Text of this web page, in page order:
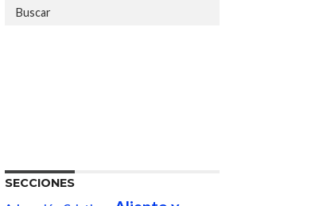
SECCIONES